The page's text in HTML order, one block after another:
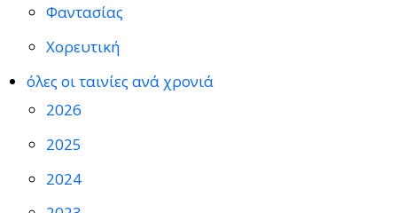
Φαντασίας
Χορευτική
όλες οι ταινίες ανά χρονιά
2026
2025
2024